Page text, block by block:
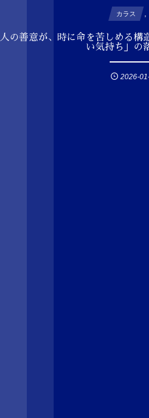
カラス ,
人の善意が、時に命を苦しめる構
い気持ち」の
2026-